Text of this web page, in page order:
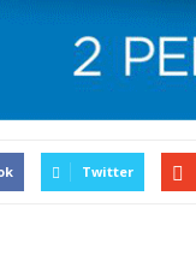
Twitter